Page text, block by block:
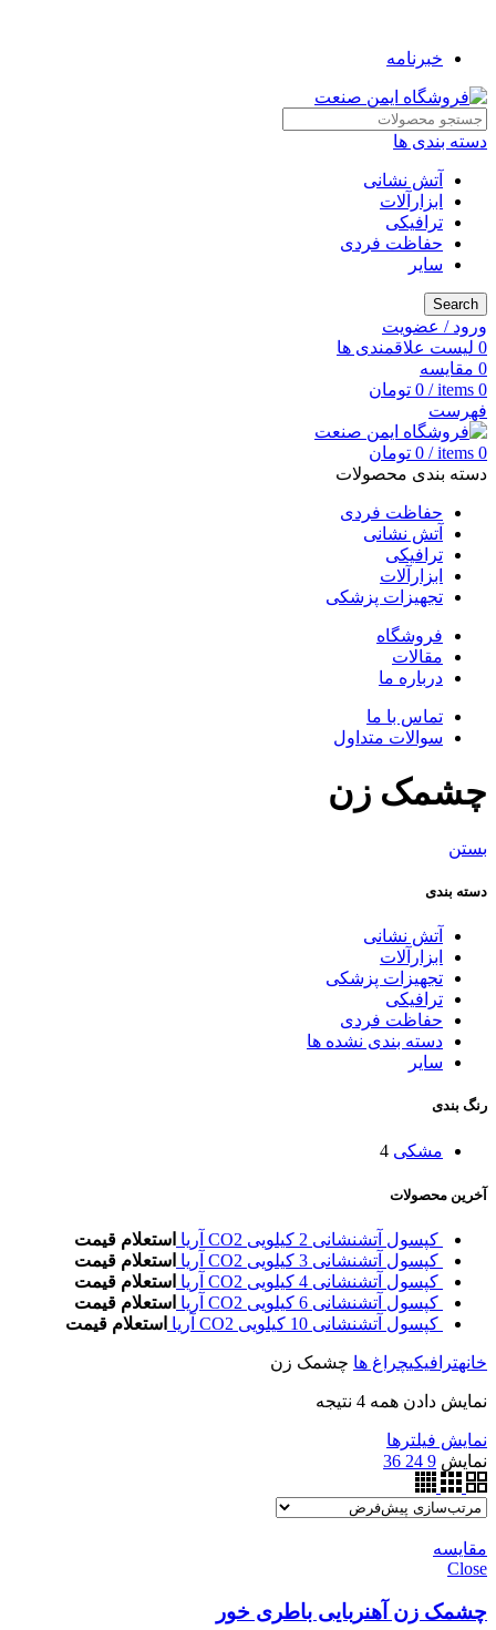
خبرنامه
دسته بندی ها
آتش نشانی
ابزارآلات
ترافیکی
حفاظت فردی
سایر
Search
ورود / عضویت
0 لیست علاقمندی ها
0 مقایسه
0
items
/
0 تومان
فهرست
0
items
/
0 تومان
دسته بندی محصولات
حفاظت فردی
آتش نشانی
ترافیکی
ابزارآلات
تجهیزات پزشکی
فروشگاه
مقالات
درباره ما
تماس با ما
سوالات متداول
چشمک زن
بستن
دسته بندی
آتش نشانی
ابزارآلات
تجهیزات پزشکی
ترافیکی
حفاظت فردی
دسته بندی نشده ها
سایر
رنگ بندی
مشکی 4
آخرین محصولات
کپسول آتشنشانی 2 کیلویی CO2 آریا
استعلام قیمت
کپسول آتشنشانی 3 کیلویی CO2 آریا
استعلام قیمت
کپسول آتشنشانی 4 کیلویی CO2 آریا
استعلام قیمت
کپسول آتشنشانی 6 کیلویی CO2 آریا
استعلام قیمت
کپسول آتشنشانی 10 کیلویی CO2 آریا
استعلام قیمت
خانهترافیکیچراغ ها چشمک زن
نمایش دادن همه 4 نتیجه
نمایش فیلترها
نمایش 9
24
36
مقایسه
Close
چشمک زن آهنربایی باطری خور